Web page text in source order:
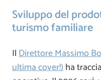
Sviluppo del
turismo familiare
IlDirettore Massimo
ultima cover!)ha